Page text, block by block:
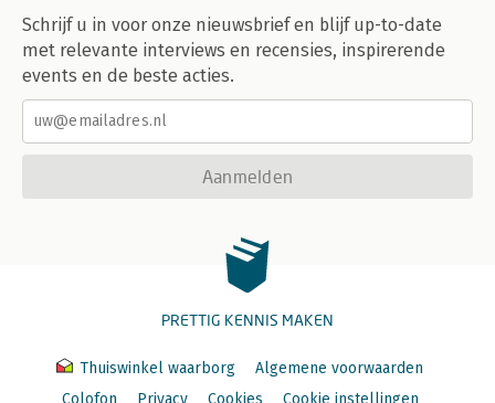
Schrijf u in voor onze nieuwsbrief en blijf up-to-date
met relevante interviews en recensies, inspirerende
events en de beste acties.
Aanmelden
PRETTIG KENNIS MAKEN
Thuiswinkel waarborg
Algemene voorwaarden
Colofon
Privacy Cookies Cookie instellingen